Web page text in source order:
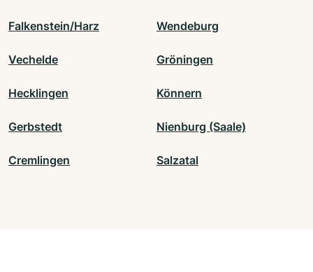
Falkenstein/Harz Wendeburg
Vechelde Gröningen
Hecklingen Könnern
Gerbstedt Nienburg (Saale)
Cremlingen Salzatal